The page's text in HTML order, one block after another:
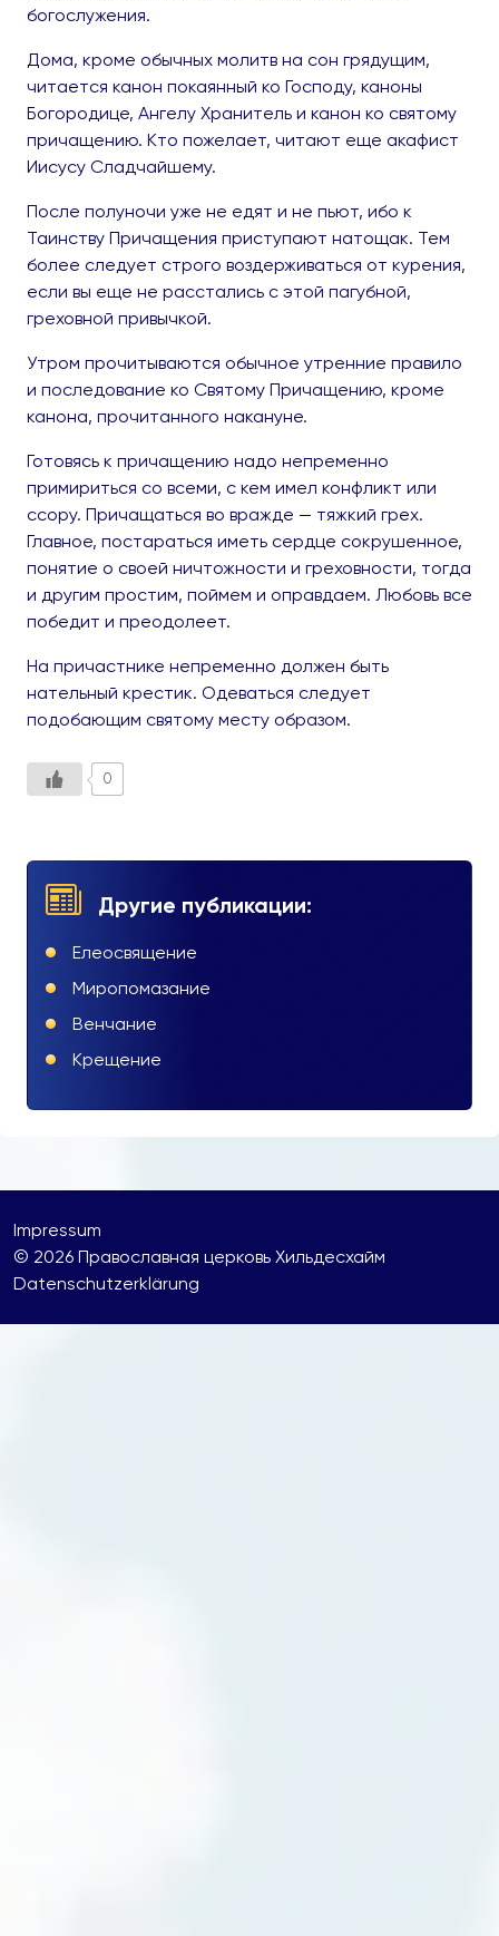
богослужения.
Дома, кроме обычных молитв на сон грядущим,
читается канон покаянный ко Господу, каноны
Богородице, Ангелу Хранитель и канон ко святому
причащению. Кто пожелает, читают еще акафист
Иисусу Сладчайшему.
После полуночи уже не едят и не пьют, ибо к
Таинству Причащения приступают натощак. Тем
более следует строго воздерживаться от курения,
если вы еще не расстались с этой пагубной,
греховной привычкой.
Утром прочитываются обычное утренние правило
и последование ко Святому Причащению, кроме
канона, прочитанного накануне.
Готовясь к причащению надо непременно
примириться со всеми, с кем имел конфликт или
ссору. Причащаться во вражде — тяжкий грех.
Главное, постараться иметь сердце сокрушенное,
понятие о своей ничтожности и греховности, тогда
и другим простим, поймем и оправдаем. Любовь все
победит и преодолеет.
На причастнике непременно должен быть
нательный крестик. Одеваться следует
подобающим святому месту образом.
0
Другие публикации:
Елеосвящение
Миропомазание
Венчание
Крещение
Impressum
© 2026 Православнaя церковь Хильдесхайм
Datenschutzerklärung